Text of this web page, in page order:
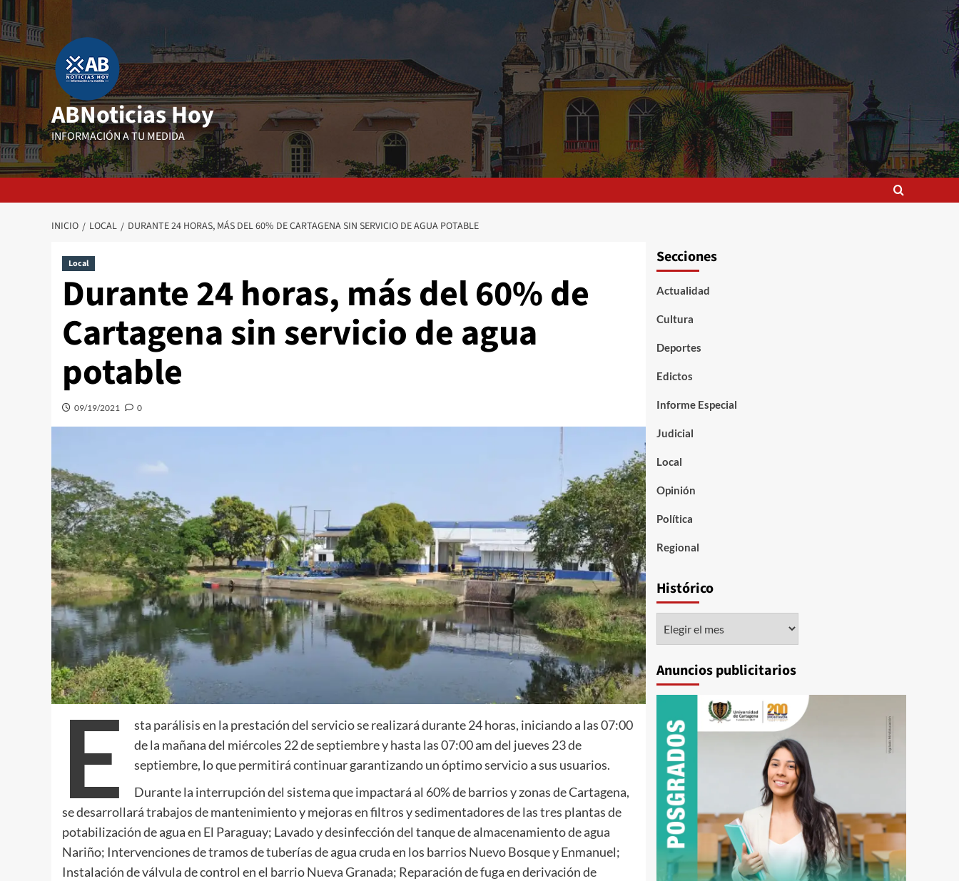
al
contenido
ABNoticias Hoy
INFORMACIÓN A TU MEDIDA
INICIO LOCAL DURANTE 24 HORAS, MÁS DEL 60% DE CARTAGENA SIN SERVICIO DE AGUA POTABLE
Local
Durante 24 horas, más del 60% de
Cartagena sin servicio de agua
potable
09/19/2021 0
E
sta parálisis en la prestación del servicio se realizará durante 24 horas, iniciando a las 07:00
de la mañana del miércoles 22 de septiembre y hasta las 07:00 am del jueves 23 de
septiembre, lo que permitirá continuar garantizando un óptimo servicio a sus usuarios.
Durante la interrupción del sistema que impactará al 60% de barrios y zonas de Cartagena,
se desarrollará trabajos de mantenimiento y mejoras en filtros y sedimentadores de las tres plantas de
potabilización de agua en El Paraguay; Lavado y desinfección del tanque de almacenamiento de agua
Nariño; Intervenciones de tramos de tuberías de agua cruda en los barrios Nuevo Bosque y Enmanuel;
Instalación de válvula de control en el barrio Nueva Granada; Reparación de fuga en derivación de
Secciones
Actualidad
Cultura
Deportes
Edictos
Informe Especial
Judicial
Local
Opinión
Política
Regional
Histórico
Anuncios publicitarios